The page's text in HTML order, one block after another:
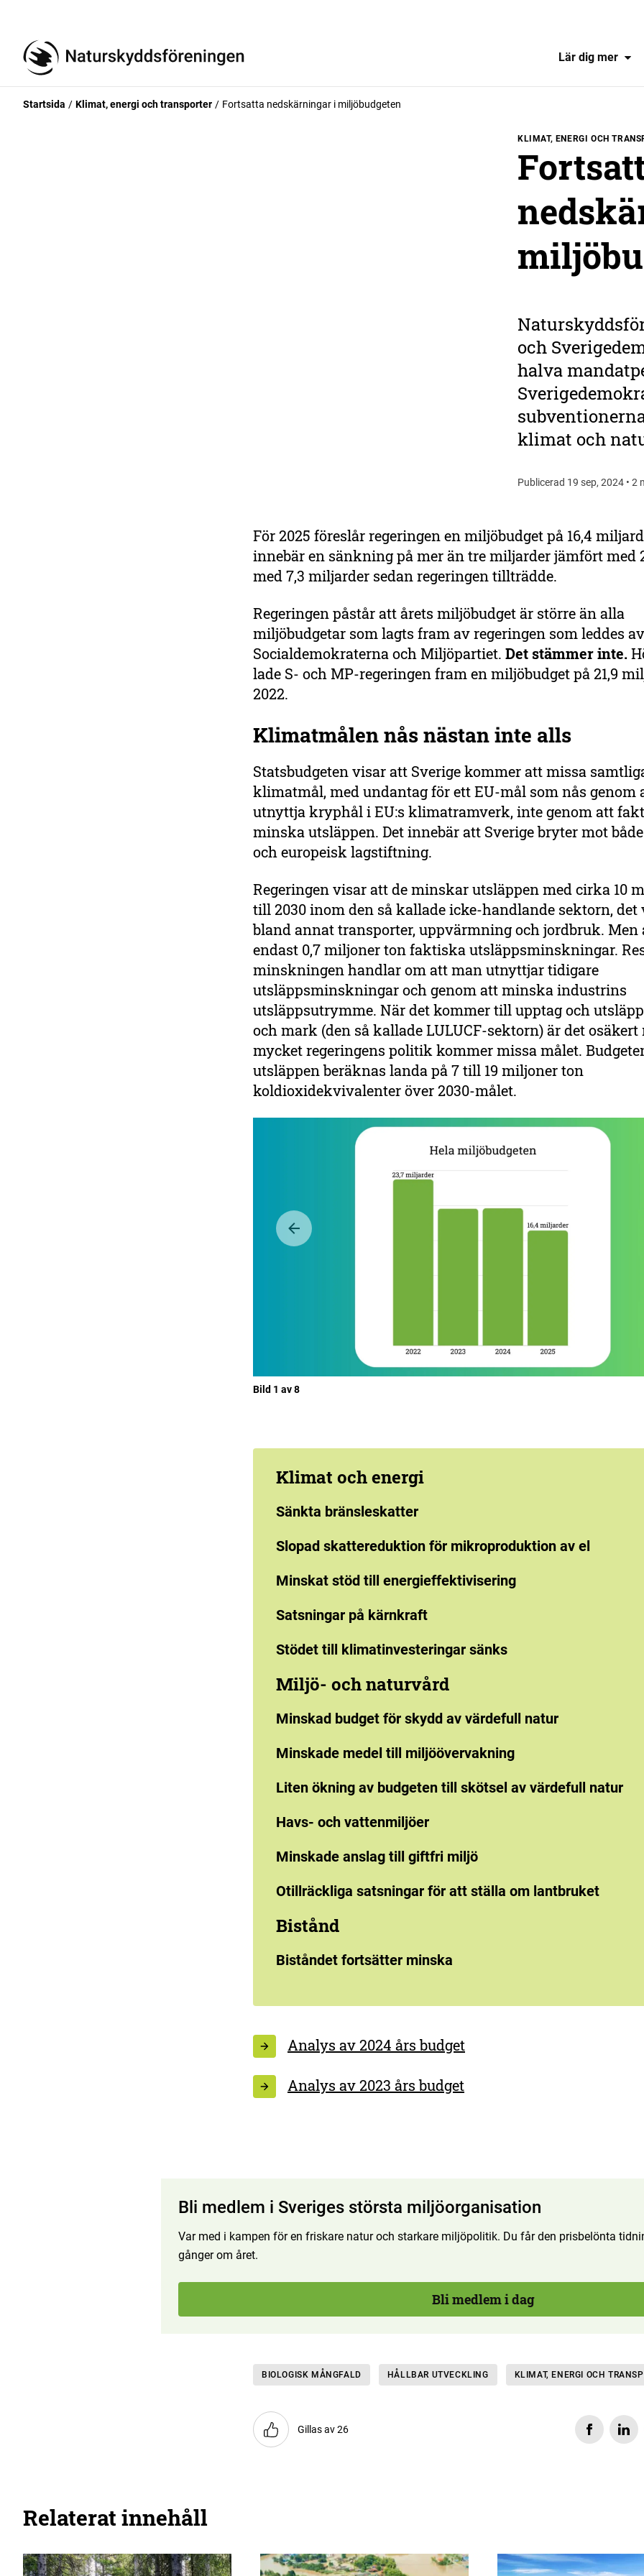
Lär dig mer
Startsida Klimat, energi och transporter Fortsatta nedskärningar i miljöbudgeten
KLIMAT, ENERGI OCH
och
halva
klimat och
Publicerad 19 sep, 2024 • 2
För 2025 föreslår regeringen en miljöbudget på 16,4
innebär en sänkning på mer än tre miljarder jämfört med
med 7,3 miljarder sedan regeringen tillträdde.
Regeringen påstår att årets miljöbudget är större än alla
miljöbudgetar som lagts fram av regeringen som leddes av
Socialdemokraterna och Miljöpartiet. Det stämmer inte.
lade S- och MP-regeringen fram en miljöbudget på 21,9
2022.
Klimatmålen nås nästan inte alls
Statsbudgeten visar att Sverige kommer att missa
klimatmål, med undantag för ett EU-mål som nås genom
utnyttja kryphål i EU:s klimatramverk, inte genom att
minska utsläppen. Det innebär att Sverige bryter mot
och europeisk lagstiftning.
Regeringen visar att de minskar utsläppen med cirka 10
till 2030 inom den så kallade icke-handlande sektorn, det
bland annat transporter, uppvärmning och jordbruk. Men
endast 0,7 miljoner ton faktiska utsläppsminskningar.
minskningen handlar om att man utnyttjar tidigare
utsläppsminskningar och genom att minska industrins
utsläppsutrymme. När det kommer till upptag och
och mark (den så kallade LULUCF-sektorn) är det osäkert
mycket regeringens politik kommer missa målet.
utsläppen beräknas landa på 7 till 19 miljoner ton
koldioxidekvivalenter över 2030-målet.
Bild 1 av 8
Klimat och energi
Sänkta bränsleskatter
Slopad skattereduktion för mikroproduktion av el
Minskat stöd till energieffektivisering
Satsningar på kärnkraft
Stödet till klimatinvesteringar sänks
Miljö- och naturvård
Minskad budget för skydd av värdefull natur
Minskade medel till miljöövervakning
Liten ökning av budgeten till skötsel av värdefull natur
Havs- och vattenmiljöer
Minskade anslag till giftfri miljö
Otillräckliga satsningar för att ställa om lantbruket
Bistånd
Biståndet fortsätter minska
Analys av 2024 års budget
Analys av 2023 års budget
Bli medlem i Sveriges största miljöorganisation
Var med i kampen för en friskare natur och starkare miljöpolitik. Du får den prisbelönta
gånger om året.
Bli medlem i dag
BIOLOGISK MÅNGFALD HÅLLBAR UTVECKLING KLIMAT, ENERGI OCH
Gillas av 26
Relaterat innehåll